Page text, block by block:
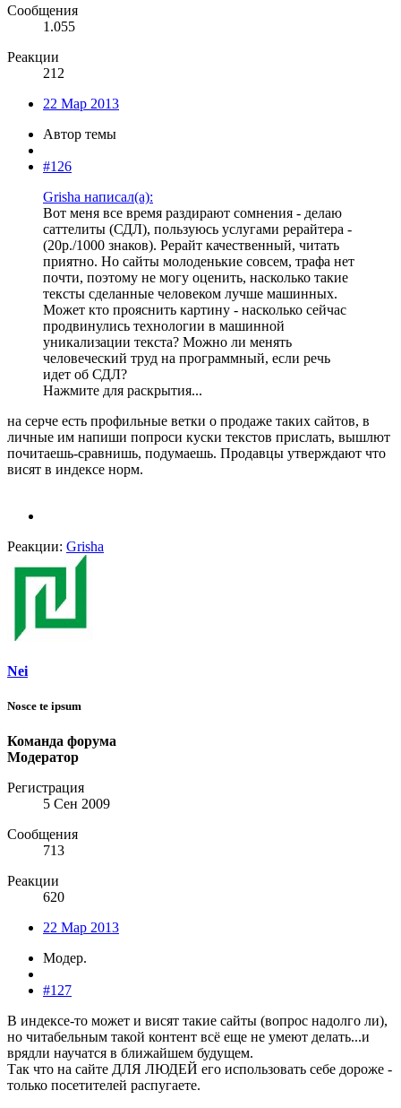
Сообщения
1.055
Реакции
212
22 Мар 2013
Автор темы
#126
Grisha написал(а):
Вот меня все время раздирают сомнения - делаю
саттелиты (СДЛ), пользуюсь услугами рерайтера -
(20р./1000 знаков). Рерайт качественный, читать
приятно. Но сайты молоденькие совсем, трафа нет
почти, поэтому не могу оценить, насколько такие
тексты сделанные человеком лучше машинных.
Может кто прояснить картину - насколько сейчас
продвинулись технологии в машинной
уникализации текста? Можно ли менять
человеческий труд на программный, если речь
идет об СДЛ?
Нажмите для раскрытия...
на серче есть профильные ветки о продаже таких сайтов, в
личные им напиши попроси куски текстов прислать, вышлют
почитаешь-сравнишь, подумаешь. Продавцы утверждают что
висят в индексе норм.
Реакции: Grisha
Nei
Nosce te ipsum
Команда форума
Модератор
Регистрация
5 Сен 2009
Сообщения
713
Реакции
620
22 Мар 2013
Модер.
#127
В индексе-то может и висят такие сайты (вопрос надолго ли),
но читабельным такой контент всё еще не умеют делать...и
врядли научатся в ближайшем будущем.
Так что на сайте ДЛЯ ЛЮДЕЙ его использовать себе дороже -
только посетителей распугаете.